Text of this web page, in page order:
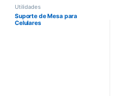
Utilidades
Suporte de Mesa para
Celulares